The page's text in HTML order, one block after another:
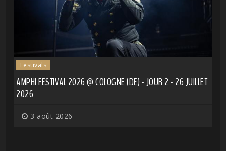
Festivals
AMPHI FESTIVAL 2026 @ COLOGNE (DE) - JOUR 2 - 26 JUILLET
2026
3 août 2026